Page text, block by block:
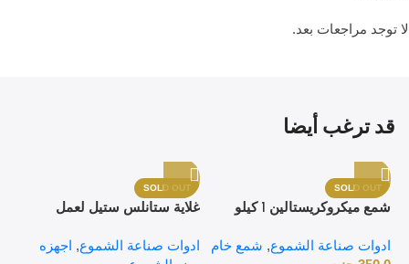
لا توجد مراجعات بعد.
قد ترغب أيضا
SOLD OUT
شمع ميكروكريستالين 1 كيلو
للأشغال اليدوية وصناعة الشموع
ادوات صناعة الشموع, شمع خام
SOLD OUT
غلاية ستانلس ستيل لعمل
ادوات صناعة الشموع, اجهزه